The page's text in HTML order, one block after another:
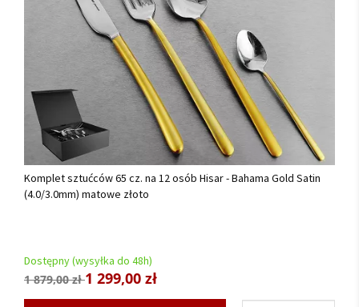
Komplet sztućców 65 cz. na 12 osób Hisar - Bahama Gold Satin
(4.0/3.0mm) matowe złoto
Dostępny (wysyłka do 48h)
1 879,00 zł1 299,00 zł